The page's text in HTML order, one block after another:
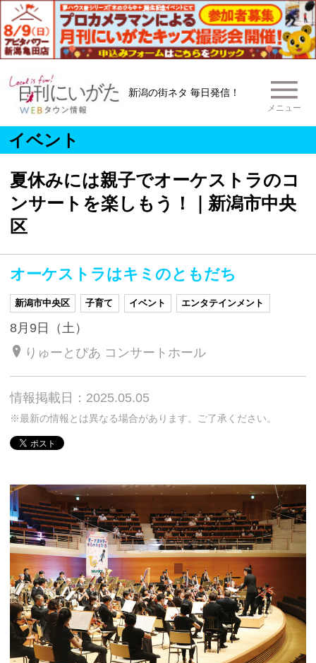
新潟の街ネタ 毎日発信！
メニュー
イベント
夏休みには親子でオーケストラのコ
ンサートを楽しもう！｜新潟市中央
区
オーケストラはキミのともだち
新潟市中央区 子育て イベント エンタテインメント
8月9日（土）
りゅーとぴあ コンサートホール
情報掲載日：2025.05.05
※最新の情報とは異なる場合があります。ご了承ください。